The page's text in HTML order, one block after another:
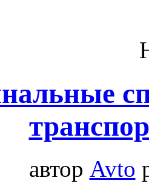
автор Avto